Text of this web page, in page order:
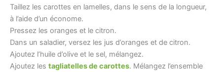
Taillez les carottes en lamelles, dans le sens de la longueur,
à l’aide d’un économe.
Pressez les oranges et le citron.
Dans un saladier, versez les jus d’oranges et de citron.
Ajoutez l’huile d’olive et le sel, mélangez.
Ajoutez les tagliatelles de carottes. Mélangez l’ensemble